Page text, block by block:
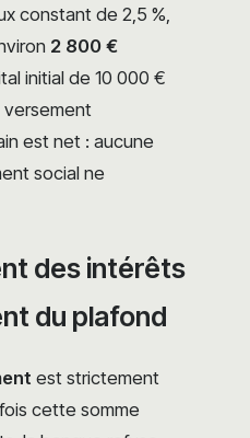
constant de 2,5 %,
2 800 €
initial de 10 000 €
versement
est net : aucune
social ne
des intérêts
du plafond
est strictement
cette somme